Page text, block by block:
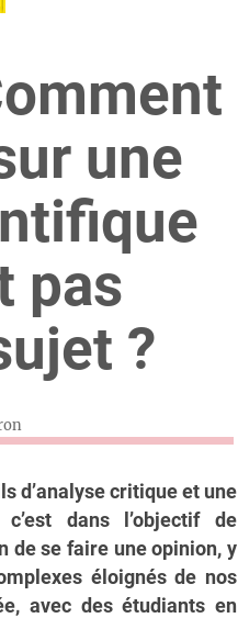
une
pas
?
d’analyse critique et une
c’est dans l’objectif de
de se faire une opinion, y
éloignés de nos
avec des étudiants en